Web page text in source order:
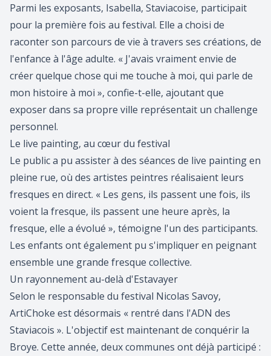
Parmi les exposants, Isabella, Staviacoise, participait
pour la première fois au festival. Elle a choisi de
raconter son parcours de vie à travers ses créations, de
l'enfance à l'âge adulte. « J'avais vraiment envie de
créer quelque chose qui me touche à moi, qui parle de
mon histoire à moi », confie-t-elle, ajoutant que
exposer dans sa propre ville représentait un challenge
personnel.
Le live painting, au cœur du festival
Le public a pu assister à des séances de live painting en
pleine rue, où des artistes peintres réalisaient leurs
fresques en direct. « Les gens, ils passent une fois, ils
voient la fresque, ils passent une heure après, la
fresque, elle a évolué », témoigne l'un des participants.
Les enfants ont également pu s'impliquer en peignant
ensemble une grande fresque collective.
Un rayonnement au-delà d'Estavayer
Selon le responsable du festival Nicolas Savoy,
ArtiChoke est désormais « rentré dans l'ADN des
Staviacois ». L'objectif est maintenant de conquérir la
Broye. Cette année, deux communes ont déjà participé :